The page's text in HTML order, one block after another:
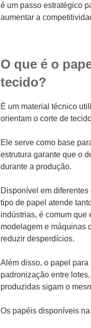
é um passo estratégico
aumentar a
O que é o
tecido?
É um material técnico
orientam o corte de
Ele serve como base
estrutura garante que o
durante a produção.
Disponível em
tipo de papel atende
indústrias, é comum que
modelagem e máquinas
reduzir desperdícios.
Além disso, o papel
padronização entre
produzidas sigam o
Os papéis disponíveis